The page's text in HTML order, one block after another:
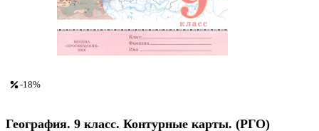
-18%
География. 9 класс. Контурные карты. (РГО)